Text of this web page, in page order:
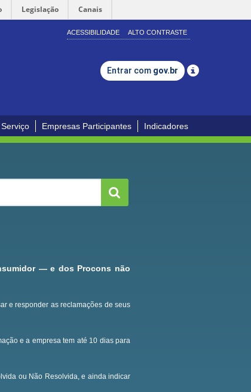
Legislação Canais
ACESSIBILIDADE ALTO CONTRASTE
Entrar com gov.br
Empresas Participantes Indicadores
— e dos Procons não
e responder as reclamações de seus
e a empresa tem até 10 dias para
ou Não Resolvida, e ainda indicar